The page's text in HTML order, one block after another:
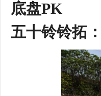
底盘PK
五十铃铃拓 ：